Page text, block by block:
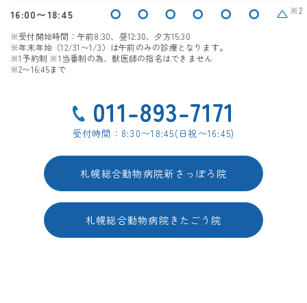
16:00〜18:45 〇 〇 〇 〇 〇 〇 △ ※2
※受付開始時間：午前8:30、昼12:30、夕方15:30
※年末年始（12/31〜1/3）は午前のみの診療となります。
※1予約制 ※1当番制の為、獣医師の指名はできません
※2〜16:45まで
011-893-7171
受付時間：8:30〜18:45(日祝〜16:45)
札幌総合動物病院新さっぽろ院
札幌総合動物病院きたごう院